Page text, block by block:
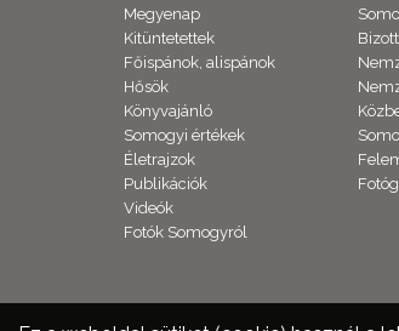
Megyenap
Kitüntetettek
Főispánok, alispánok
Hősök
Könyvajánló
Somogyi értékek
Életrajzok
Publikációk
Videók
Fotók Somogyról